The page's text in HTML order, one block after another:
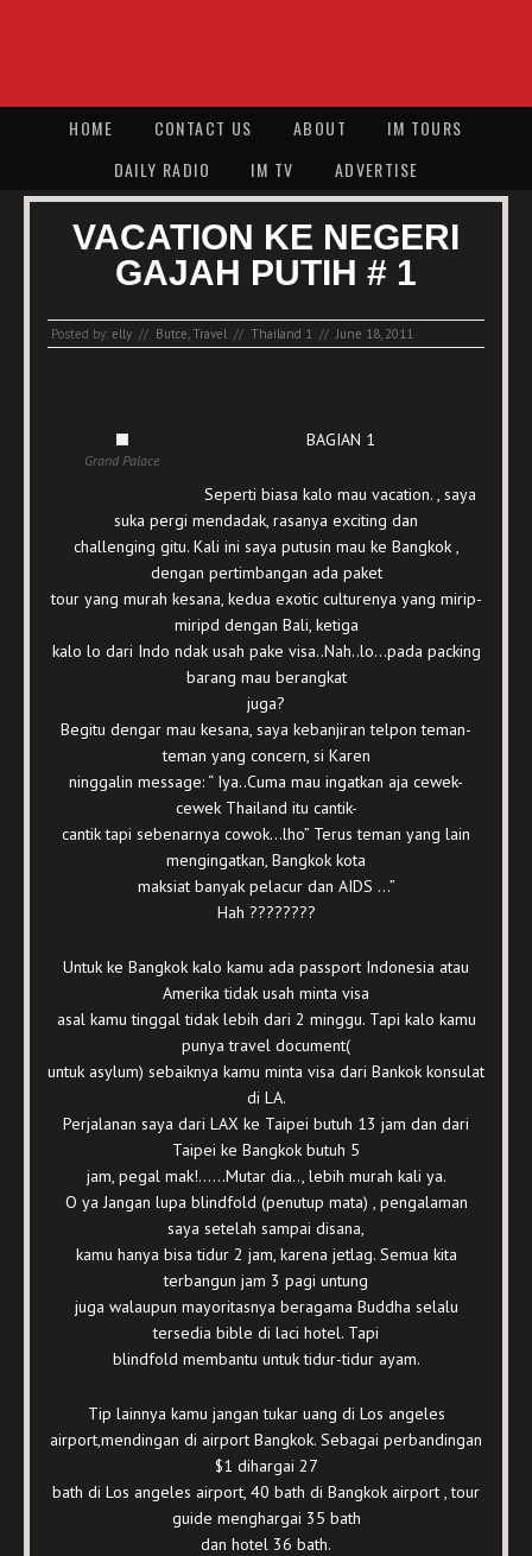
HOME CONTACT US ABOUT
IM TOURS
DAILY RADIO
IM TV ADVERTISE
VACATION KE NEGERI
GAJAH PUTIH # 1
Posted by: elly // Butce,Travel // Thailand 1 // June 18, 2011
Grand Palace
BAGIAN 1
Seperti biasa kalo mau vacation. , saya
suka pergi mendadak, rasanya exciting dan
challenging gitu. Kali ini saya putusin mau ke Bangkok ,
dengan pertimbangan ada paket
tour yang murah kesana, kedua exotic culturenya yang mirip-
miripd dengan Bali, ketiga
kalo lo dari Indo ndak usah pake visa..Nah..lo…pada packing
barang mau berangkat
juga?
Begitu dengar mau kesana, saya kebanjiran telpon teman-
teman yang concern, si Karen
ninggalin message: “ Iya..Cuma mau ingatkan aja cewek-
cewek Thailand itu cantik-
cantik tapi sebenarnya cowok…lho” Terus teman yang lain
mengingatkan, Bangkok kota
maksiat banyak pelacur dan AIDS …”
Hah ????????
Untuk ke Bangkok kalo kamu ada passport Indonesia atau
Amerika tidak usah minta visa
asal kamu tinggal tidak lebih dari 2 minggu. Tapi kalo kamu
punya travel document(
untuk asylum) sebaiknya kamu minta visa dari Bankok konsulat
di LA.
Perjalanan saya dari LAX ke Taipei butuh 13 jam dan dari
Taipei ke Bangkok butuh 5
jam, pegal mak!……Mutar dia.., lebih murah kali ya.
O ya Jangan lupa blindfold (penutup mata) , pengalaman
saya setelah sampai disana,
kamu hanya bisa tidur 2 jam, karena jetlag. Semua kita
terbangun jam 3 pagi untung
juga walaupun mayoritasnya beragama Buddha selalu
tersedia bible di laci hotel. Tapi
blindfold membantu untuk tidur-tidur ayam.
Tip lainnya kamu jangan tukar uang di Los angeles
airport,mendingan di airport Bangkok. Sebagai perbandingan
$1 dihargai 27
bath di Los angeles airport, 40 bath di Bangkok airport , tour
guide menghargai 35 bath
dan hotel 36 bath.